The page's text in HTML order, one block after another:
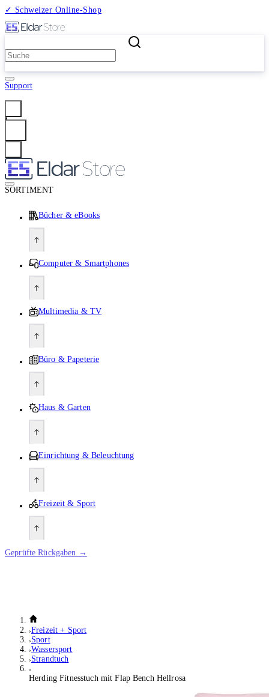
✓ Schweizer Online-Shop
Support
SORTIMENT
Bücher & eBooks
Computer & Smartphones
Multimedia & TV
Büro & Papeterie
Haus & Garten
Einrichtung & Beleuchtung
Freizeit & Sport
Geprüfte Rückgaben →
Freizeit + Sport
Sport
Wassersport
Strandtuch
Herding Fitnesstuch mit Flap Bench Hellrosa